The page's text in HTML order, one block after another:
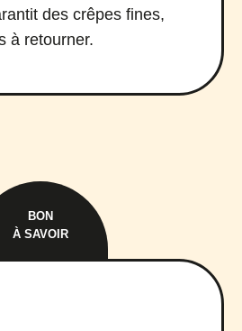
des crêpes fines,
à retourner.
BON
À SAVOIR